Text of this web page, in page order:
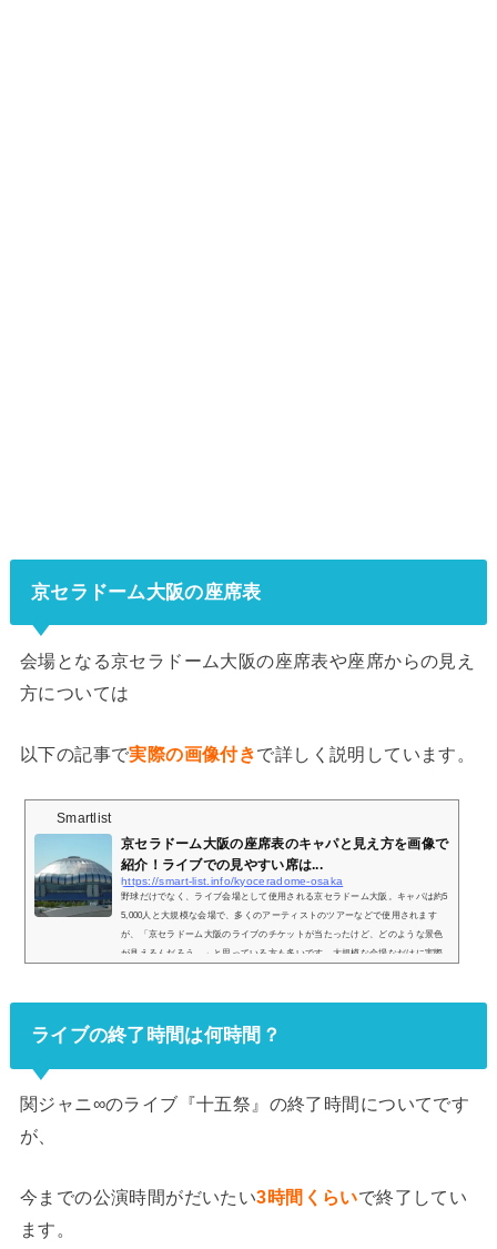
京セラドーム大阪の座席表
会場となる京セラドーム大阪の座席表や座席からの見え
方については
以下の記事で実際の画像付きで詳しく説明しています。
Smartlist
京セラドーム大阪の座席表のキャパと見え方を画像で
紹介！ライブでの見やすい席は...
https://smart-list.info/kyoceradome-osaka
野球だけでなく、ライブ会場として使用される京セラドーム大阪。キャパは約5
5,000人と大規模な会場で、多くのアーティストのツアーなどで使用されます
が、「京セラドーム大阪のライブのチケットが当たったけど、どのような景色
が見えるんだろう…」と思っている方も多いです。大規模な会場なだけに実際
阪の公式...
ライブの終了時間は何時間？
関ジャニ∞のライブ『十五祭』の終了時間についてです
が、
今までの公演時間がだいたい3時間くらいで終了してい
ます。